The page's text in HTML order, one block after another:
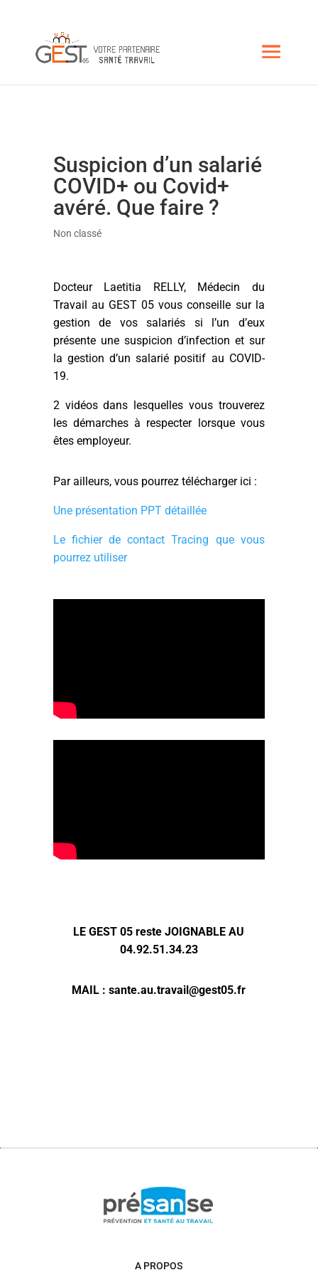
Suspicion d’un salarié
COVID+ ou Covid+
avéré. Que faire ?
Non classé
Docteur Laetitia RELLY, Médecin du
Travail au GEST 05 vous conseille sur la
gestion de vos salariés si l’un d’eux
présente une suspicion d’infection et sur
la gestion d’un salarié positif au COVID-
19.
2 vidéos dans lesquelles vous trouverez
les démarches à respecter lorsque vous
êtes employeur.
Par ailleurs, vous pourrez télécharger ici :
Une présentation PPT détaillée
Le fichier de contact Tracing que vous
pourrez utiliser
LE GEST 05 reste JOIGNABLE AU
04.92.51.34.23
MAIL : sante.au.travail@gest05.fr
A PROPOS